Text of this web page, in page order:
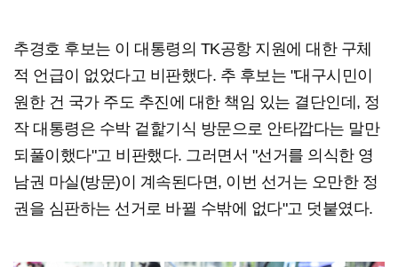
추경호 후보는 이 대통령의 TK공항 지원에 대한 구체
적 언급이 없었다고 비판했다. 추 후보는 "대구시민이
원한 건 국가 주도 추진에 대한 책임 있는 결단인데, 정
작 대통령은 수박 겉핥기식 방문으로 안타깝다는 말만
되풀이했다"고 비판했다. 그러면서 "선거를 의식한 영
남권 마실(방문)이 계속된다면, 이번 선거는 오만한 정
권을 심판하는 선거로 바뀔 수밖에 없다"고 덧붙였다.